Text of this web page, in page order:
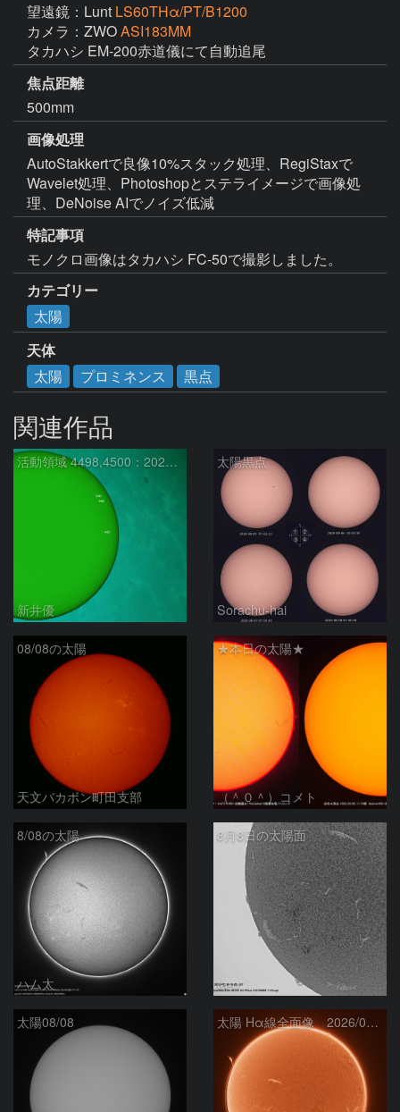
望遠鏡：Lunt LS60THα/PT/B1200
カメラ：ZWOASI183MM
タカハシ EM-200赤道儀にて自動追尾
焦点距離
500mm
画像処理
AutoStakkertで良像10%スタック処理、RegiStaxで
Wavelet処理、Photoshopとステライメージで画像処
理、DeNoise AIでノイズ低減
特記事項
モノクロ画像はタカハシ FC-50で撮影しました。
カテゴリー
太陽
天体
太陽
プロミネンス 黒点
関連作品
活動領域 4498,4500：2026/08/08
新井優
太陽黒点
Sorachu-hai
08/08の太陽
天文バカボン町田支部
★本日の太陽★
（＾０＾）コメト
8/08の太陽
ハム太
8月8日の太陽面
ta-o
太陽08/08 太陽 Hα線全面像 2026/08/08